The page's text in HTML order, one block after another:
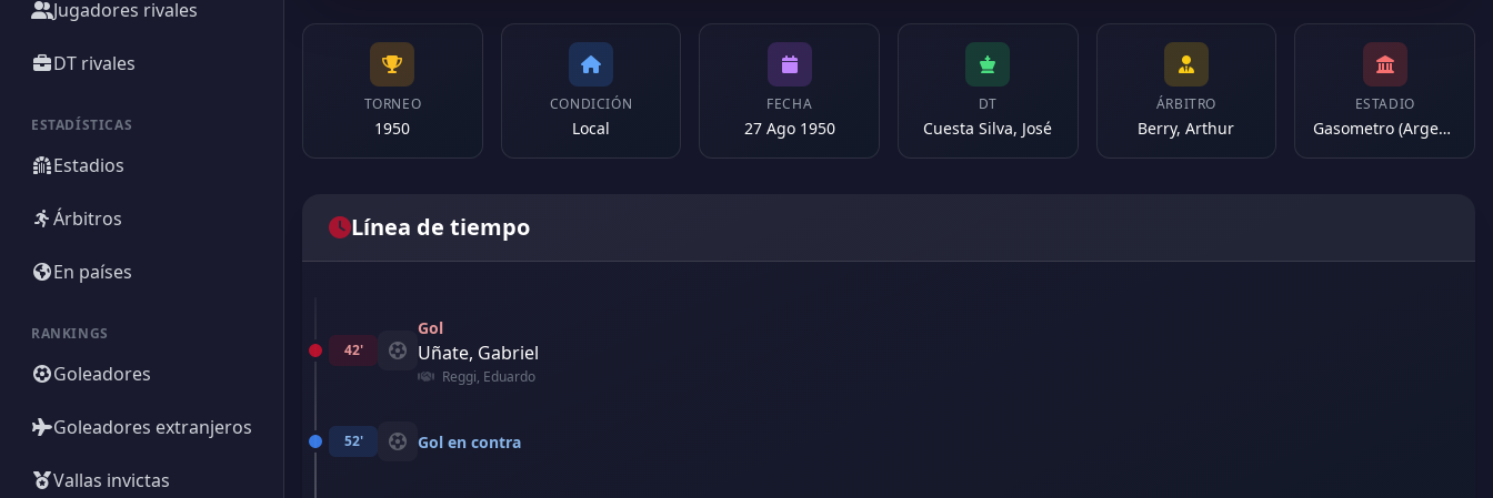
Jugadores rivales
DT rivales
ESTADÍSTICAS
Estadios
Árbitros
En países
RANKINGS
Goleadores
Goleadores extranjeros
Vallas invictas
TORNEO
1950
CONDICIÓN
Local
FECHA
27 Ago 1950
DT
Cuesta Silva, José
ÁRBITRO
Berry, Arthur
ESTADIO
Gasometro (Argentina)
Línea de tiempo
42'
Gol
Uñate, Gabriel
Reggi, Eduardo
52' Gol en contra